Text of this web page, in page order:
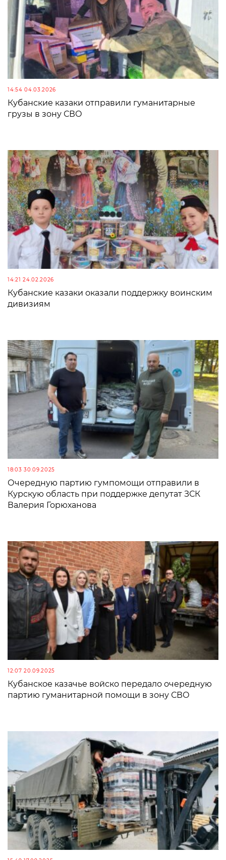
14:54 04.03.2026
Кубанские казаки отправили гуманитарные
грузы в зону СВО
14:21 24.02.2026
Кубанские казаки оказали поддержку воинским
дивизиям
18:03 30.09.2025
Очередную партию гумпомощи отправили в
Курскую область при поддержке депутат ЗСК
Валерия Горюханова
12:07 20.09.2025
Кубанское казачье войско передало очередную
партию гуманитарной помощи в зону СВО